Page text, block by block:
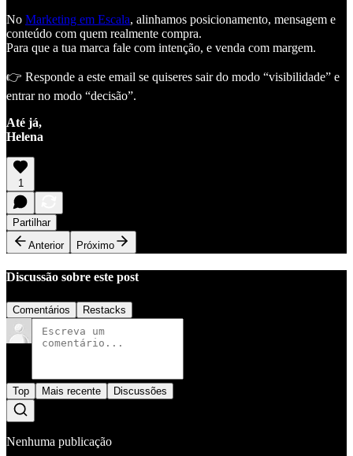
No Marketing em Escala, alinhamos posicionamento, mensagem e
conteúdo com quem realmente compra.
Para que a tua marca fale com intenção, e venda com margem.
👉 Responde a este email se quiseres sair do modo “visibilidade” e
entrar no modo “decisão”.
Até já,
Helena
1
Partilhar
Anterior
Próximo
Discussão sobre este post
Comentários Restacks
Top Mais recente Discussões
Nenhuma publicação